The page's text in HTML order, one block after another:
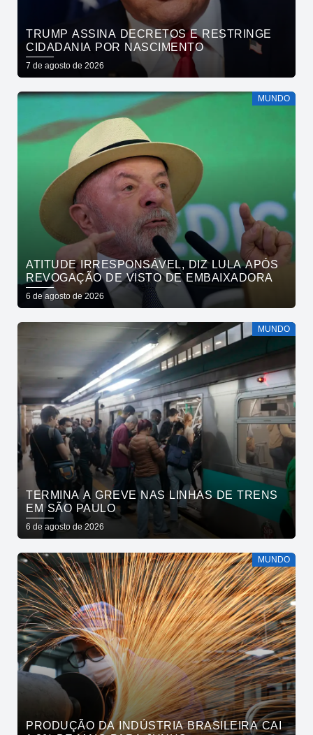
TRUMP ASSINA DECRETOS E RESTRINGE
CIDADANIA POR NASCIMENTO
7 de agosto de 2026
MUNDO
ATITUDE IRRESPONSÁVEL, DIZ LULA APÓS
REVOGAÇÃO DE VISTO DE EMBAIXADORA
6 de agosto de 2026
MUNDO
TERMINA A GREVE NAS LINHAS DE TRENS
EM SÃO PAULO
6 de agosto de 2026
MUNDO
PRODUÇÃO DA INDÚSTRIA BRASILEIRA CAI